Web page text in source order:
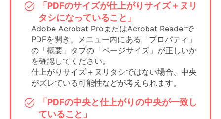
ダウン
サンプル
「する」に設定
すると解像度が
変更され画質が
粗くなる場合が
あります。
ります。
定できる場合も
あります。
圧縮 「ZIP」を選択
ソフトによって
はない場合があ
ります。
適切なカラーを
選択してくださ
い。
「PDFのサイズが仕上がりサイズ＋ヌリ
タシになっていること」
Adobe Acrobat ProまたはAcrobat Readerで
PDFを開き、メニュー内にある「プロパティ」
の「概要」タブの「ページサイズ」が正しいか
を確認してください。
仕上がりサイズ＋ヌリタシではない場合、中央
がズレている可能性などが考えられます。
「PDFの中央と仕上がりの中央が一致し
ていること」